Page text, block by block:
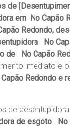
de[
em No Capão
Redondo,
No
de No Capão
imediato e
Redondo e
de
de esgoto No